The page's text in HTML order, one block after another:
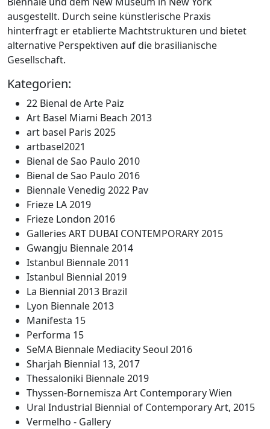
ausgestellt. Durch seine künstlerische Praxis
hinterfragt er etablierte Machtstrukturen und bietet
alternative Perspektiven auf die brasilianische
Gesellschaft.
Kategorien:
22 Bienal de Arte Paiz
Art Basel Miami Beach 2013
art basel Paris 2025
artbasel2021
Bienal de Sao Paulo 2010
Bienal de Sao Paulo 2016
Biennale Venedig 2022 Pav
Frieze LA 2019
Frieze London 2016
Galleries ART DUBAI CONTEMPORARY 2015
Gwangju Biennale 2014
Istanbul Biennale 2011
Istanbul Biennial 2019
La Biennial 2013 Brazil
Lyon Biennale 2013
Manifesta 15
Performa 15
SeMA Biennale Mediacity Seoul 2016
Sharjah Biennial 13, 2017
Thessaloniki Biennale 2019
Thyssen-Bornemisza Art Contemporary Wien
Ural Industrial Biennial of Contemporary Art, 2015
Vermelho - Gallery